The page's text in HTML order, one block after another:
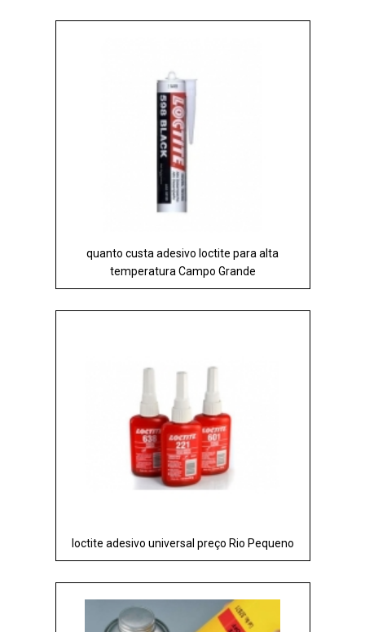
quanto custa adesivo loctite para alta
temperatura Campo Grande
loctite adesivo universal preço Rio Pequeno